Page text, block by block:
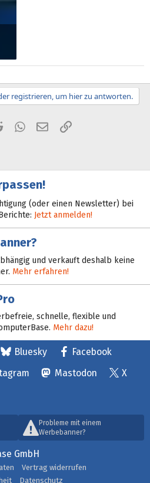
registrieren, um hier zu antworten.
RedditWhatsApp
E-MailLink
(oder einen Newsletter) bei
Jetzt anmelden!
und verkauft deshalb keine
Mehr erfahren!
schnelle, flexible und
Mehr dazu!
Bluesky
Facebook
Mastodon
X
Probleme mit einem
Werbebanner?
GmbH
Vertrag widerrufen
Datenschutz